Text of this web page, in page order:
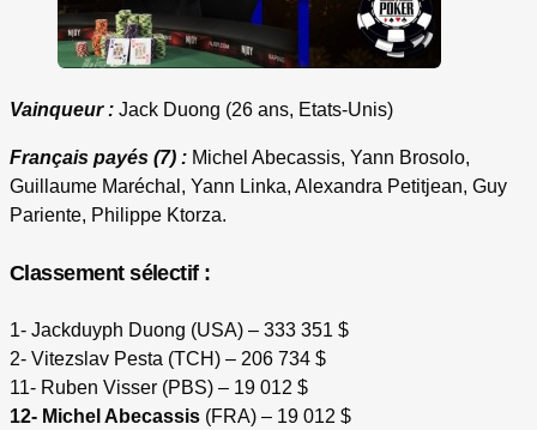
Vainqueur : Jack Duong (26 ans, Etats-Unis)
Français payés (7) : Michel Abecassis, Yann Brosolo,
Guillaume Maréchal, Yann Linka, Alexandra Petitjean, Guy
Pariente, Philippe Ktorza.
Classement sélectif :
1- Jackduyph Duong (USA) – 333 351 $
2- Vitezslav Pesta (TCH) – 206 734 $
11- Ruben Visser (PBS) – 19 012 $
12- Michel Abecassis (FRA) – 19 012 $